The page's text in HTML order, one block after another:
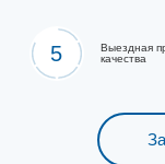
5
Выездная
качества